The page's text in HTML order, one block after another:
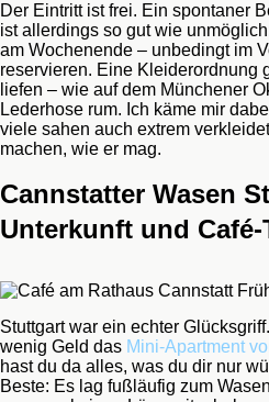
Der Eintritt ist frei. Ein spontaner
ist allerdings so gut wie
am Wochenende – unbedingt im
reservieren. Eine Kleiderordnung
liefen – wie auf dem Münchener
Lederhose rum. Ich käme mir
viele sahen auch extrem
machen, wie er mag.
Cannstatter Wasen
Unterkunft und
Stuttgart war ein echter
wenig Geld das Mini-Apartment
hast du da alles, was du dir nur
Beste: Es lag fußläufig zum